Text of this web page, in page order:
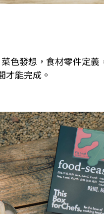
色發想，食材零件定
才能完成。